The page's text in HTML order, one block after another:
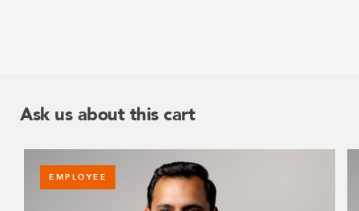
Ask us about this cart
EMPLOYEE